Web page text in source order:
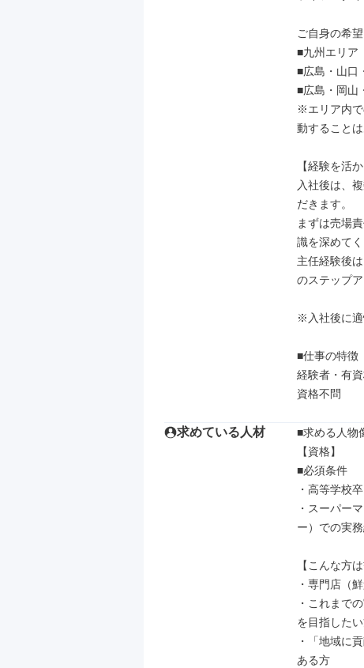
ご自身の希
■九州エリア
■広島・山口
■広島・岡山
※エリア内で
動することは
【経験を活
入社後は、
だきます。
まずは売場
識を深めてく
主任経験後
のステップ
※入社後に適
■仕事の特徴
経験者・有
資格不問
求めている人材
■求める人物
【資格】
■必須条件
・高等学校
・スーパー
ー）での実
【こんな方
・専門店（
・これまで
を目指した
・「地域に
ある方